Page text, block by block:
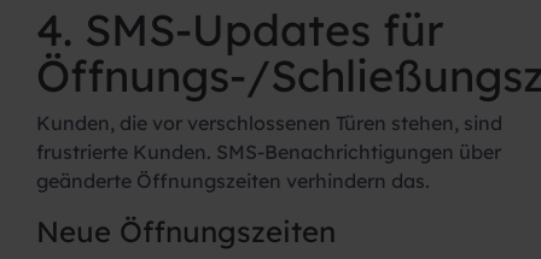
4. SMS-Updates für
Öffnungs-/
Kunden, die vor verschlossenen Türen stehen, sind
frustrierte Kunden. SMS-Benachrichtigungen über
geänderte Öffnungszeiten verhindern das.
Neue Öffnungszeiten